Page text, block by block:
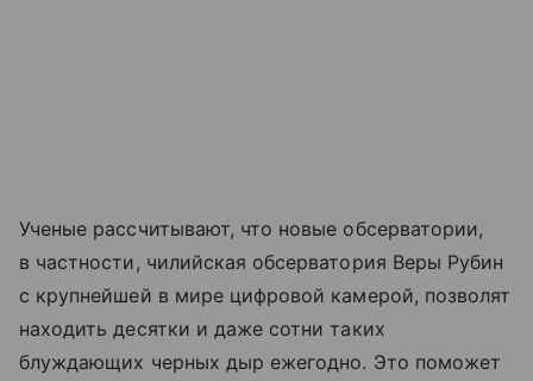
Ученые рассчитывают, что новые обсерватории,
в частности, чилийская обсерватория Веры Рубин
с крупнейшей в мире цифровой камерой, позволят
находить десятки и даже сотни таких
блуждающих черных дыр ежегодно. Это поможет